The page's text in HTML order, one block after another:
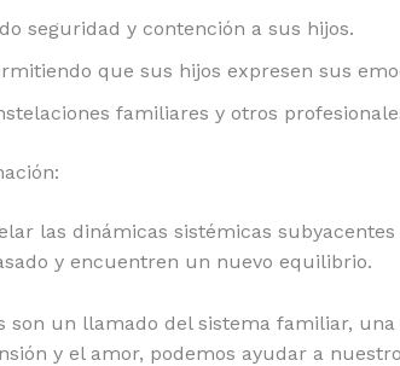
seguridad y contención a sus hijos.
que sus hijos expresen sus
familiares y otros
las dinámicas sistémicas
y encuentren un nuevo equilibrio.
un llamado del sistema familiar,
y el amor, podemos ayudar a